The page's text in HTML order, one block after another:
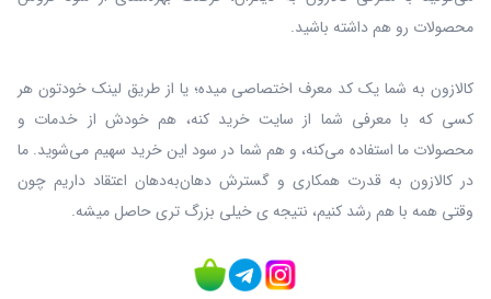
محصولات رو هم داشته باشید.
کالازون به شما یک کد معرف اختصاصی میده؛ یا از طریق لینک خودتون هر
کسی که با معرفی شما از سایت خرید کنه، هم خودش از خدمات و
محصولات ما استفاده می‌کنه، و هم شما در سود این خرید سهیم می‌شوید. ما
در کالازون به قدرت همکاری و گسترش دهان‌به‌دهان اعتقاد داریم چون
وقتی همه با هم رشد کنیم، نتیجه ی خیلی بزرگ‌ تری حاصل میشه.